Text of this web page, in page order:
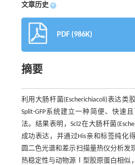
文章历史 +
PDF (986K)
摘要
利用大肠杆菌(Escherichiacoli)表达类
Split-GFP系统建立一种简便、快速
法。结果表明，Scl2在大肠杆菌
成功表达，并通过His亲和标签纯化
圆二色光谱和差示扫描量热仪分析发
热稳定性与动物源Ⅰ型胶原蛋白相似